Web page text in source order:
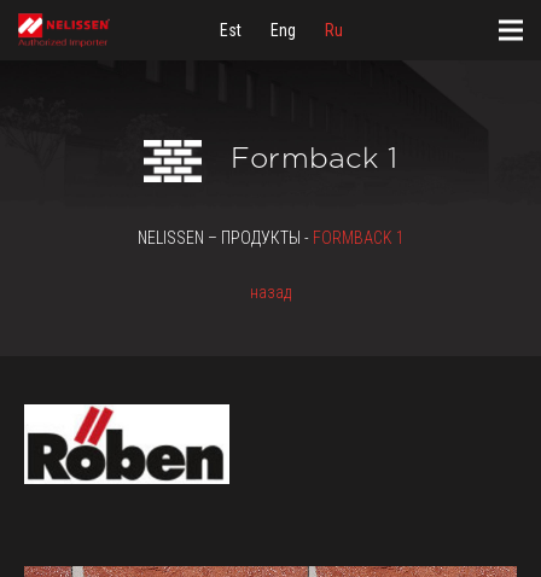
Est Eng Ru
Formback 1
NELISSEN – ПРОДУКТЫ - FORMBACK 1
назад